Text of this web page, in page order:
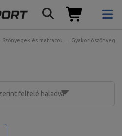
Szőnyegek és matracok Gyakorlószőnyegek
felfelé haladva